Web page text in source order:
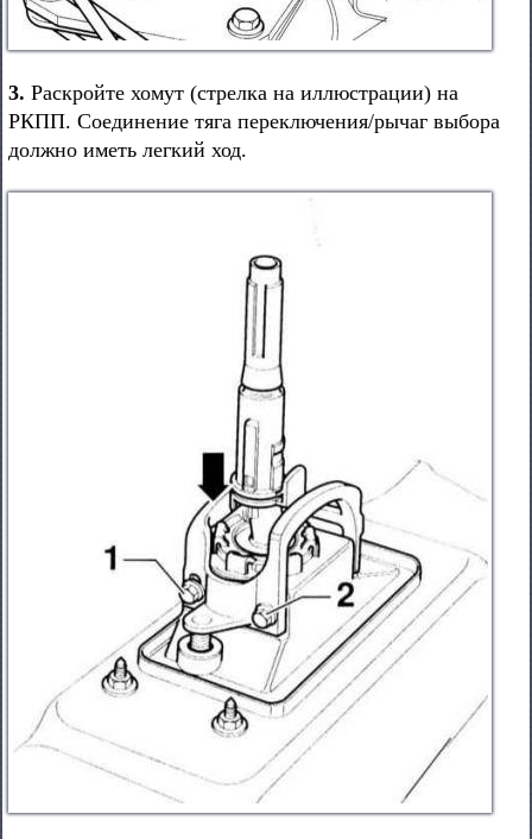
3. Раскройте хомут (стрелка на иллюстрации) на
РКПП. Соединение тяга переключения/рычаг выбора
должно иметь легкий ход.